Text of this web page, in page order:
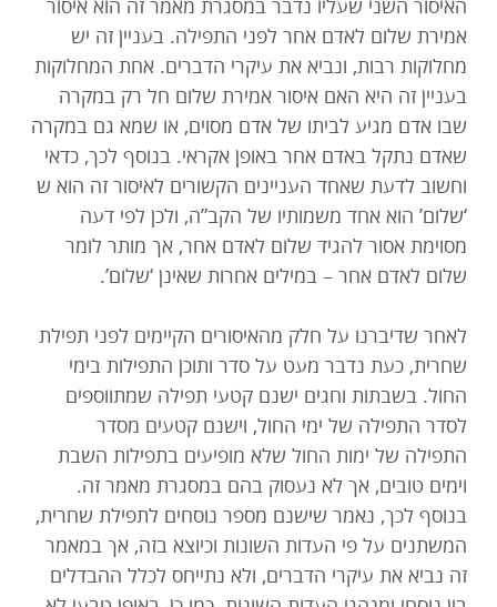
האיסור השני שעליו נדבר במסגרת מאמר זה הוא איסור
אמירת שלום לאדם אחר לפני התפילה. בעניין זה יש
מחלוקות רבות, ונביא את עיקרי הדברים. אחת המחלוקות
בעניין זה היא האם איסור אמירת שלום חל רק במקרה
שבו אדם מגיע לביתו של אדם מסוים, או שמא גם במקרה
שאדם נתקל באדם אחר באופן אקראי. בנוסף לכך, כדאי
וחשוב לדעת שאחד העניינים הקשורים לאיסור זה הוא ש
‘שלום’ הוא אחד משמותיו של הקב”ה, ולכן לפי דעה
מסוימת אסור להגיד שלום לאדם אחר, אך מותר לומר
שלום לאדם אחר – במילים אחרות שאינן ‘שלום’.
לאחר שדיברנו על חלק מהאיסורים הקיימים לפני תפילת
שחרית, כעת נדבר מעט על סדר ותוכן התפילות בימי
החול. בשבתות וחגים ישנם קטעי תפילה שמתווספים
לסדר התפילה של ימי החול, וישנם קטעים מסדר
התפילה של ימות החול שלא מופיעים בתפילות השבת
וימים טובים, אך לא נעסוק בהם במסגרת מאמר זה.
בנוסף לכך, נאמר שישנם מספר נוסחים לתפילת שחרית,
המשתנים על פי העדות השונות וכיוצא בזה, אך במאמר
זה נביא את עיקרי הדברים, ולא נתייחס לכלל ההבדלים